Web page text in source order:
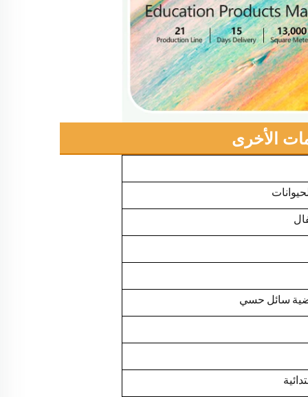
الأخرى
سائل حسي